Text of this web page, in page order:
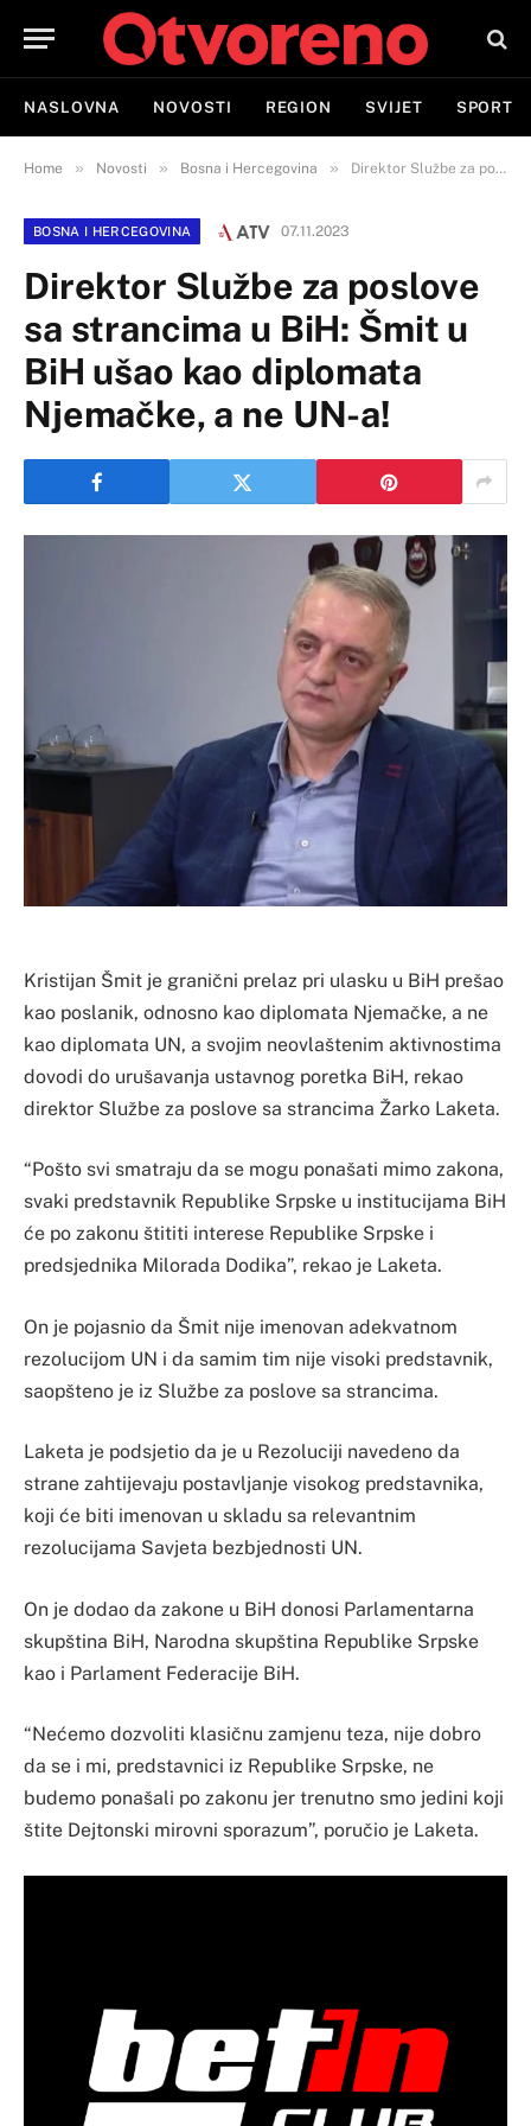
NASLOVNA NOVOSTI REGION SVIJET SPORT
Home » Novosti » Bosna i Hercegovina » Direktor Službe za poslove sa strancima u BiH: Šmit u BiH ušao kao diplomata Njemačke, a ne UN-a!
BOSNA I HERCEGOVINA 07.11.2023
Direktor Službe za poslove
sa strancima u BiH: Šmit u
BiH ušao kao diplomata
Njemačke, a ne UN-a!
Kristijan Šmit je granični prelaz pri ulasku u BiH prešao
kao poslanik, odnosno kao diplomata Njemačke, a ne
kao diplomata UN, a svojim neovlaštenim aktivnostima
dovodi do urušavanja ustavnog poretka BiH, rekao
direktor Službe za poslove sa strancima Žarko Laketa.
“Pošto svi smatraju da se mogu ponašati mimo zakona,
svaki predstavnik Republike Srpske u institucijama BiH
će po zakonu štititi interese Republike Srpske i
predsjednika Milorada Dodika”, rekao je Laketa.
On je pojasnio da Šmit nije imenovan adekvatnom
rezolucijom UN i da samim tim nije visoki predstavnik,
saopšteno je iz Službe za poslove sa strancima.
Laketa je podsjetio da je u Rezoluciji navedeno da
strane zahtijevaju postavljanje visokog predstavnika,
koji će biti imenovan u skladu sa relevantnim
rezolucijama Savjeta bezbjednosti UN.
On je dodao da zakone u BiH donosi Parlamentarna
skupština BiH, Narodna skupština Republike Srpske
kao i Parlament Federacije BiH.
“Nećemo dozvoliti klasičnu zamjenu teza, nije dobro
da se i mi, predstavnici iz Republike Srpske, ne
budemo ponašali po zakonu jer trenutno smo jedini koji
štite Dejtonski mirovni sporazum”, poručio je Laketa.